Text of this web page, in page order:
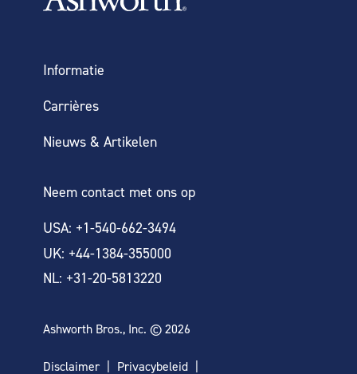
Informatie
Carrières
Nieuws & Artikelen
Neem contact met ons op
USA: +1-540-662-3494
UK: +44-1384-355000
NL: +31-20-5813220
Ashworth Bros., Inc. © 2026
Disclaimer Privacybeleid